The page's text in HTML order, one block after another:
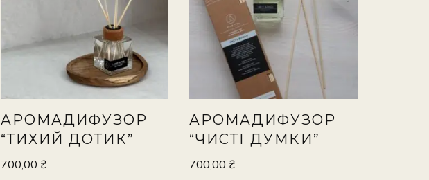
АРОМАДИФУЗОР
“ТИХИЙ ДОТИК”
700,00 ₴
АРОМАДИФУЗОР
“ЧИСТІ ДУМКИ”
700,00 ₴